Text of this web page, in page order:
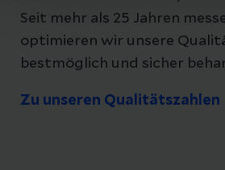
Seit mehr als 25 Jahren
optimieren wir unsere
bestmöglich und sicher
Zu unseren Qualitätszahlen